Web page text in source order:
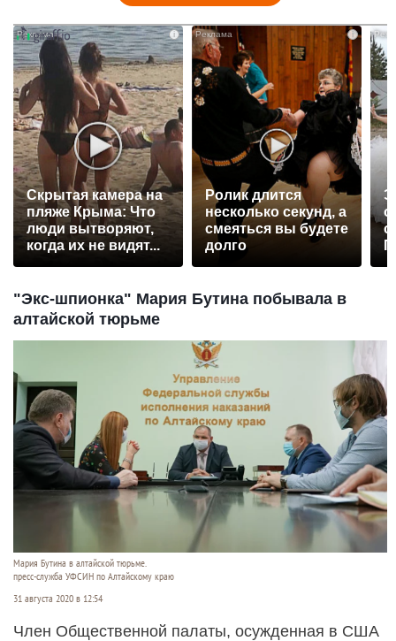
i
Скрытая камера на
пляже Крыма: Что
люди вытворяют,
когда их не видят...
Ролик длится
несколько секунд, а
смеяться вы будете
долго
"Экс-шпионка" Мария Бутина побывала в
алтайской тюрьме
Мария Бутина в алтайской тюрьме.
пресс-служба УФСИН по Алтайскому краю
31 августа 2020 в 12:54
Член Общественной палаты, осужденная в США